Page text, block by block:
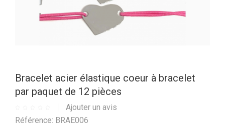
Bracelet acier élastique coeur à bracelet
par paquet de 12 pièces
Ajouter un avis
Référence: BRAE006